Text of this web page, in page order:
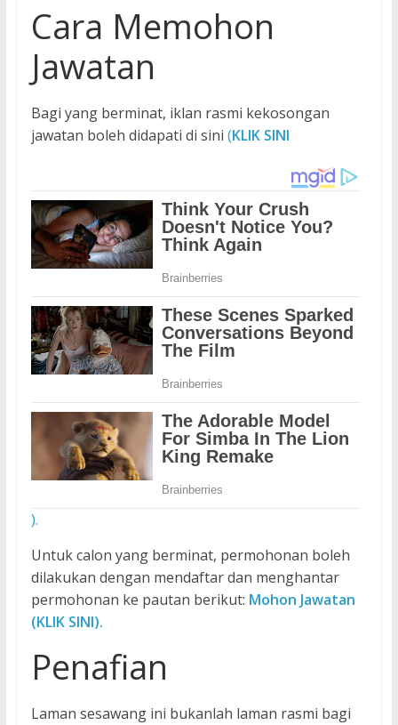
Cara Memohon
Jawatan
Bagi yang berminat, iklan rasmi kekosongan
jawatan boleh didapati di sini (KLIK SINI
).
Untuk calon yang berminat, permohonan boleh
dilakukan dengan mendaftar dan menghantar
permohonan ke pautan berikut: Mohon Jawatan
(KLIK SINI).
Penafian
Laman sesawang ini bukanlah laman rasmi bagi